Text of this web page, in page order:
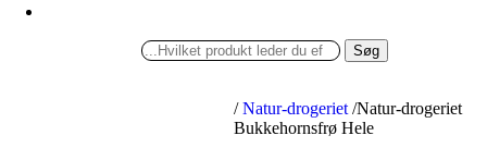
Søg
/ Natur-drogeriet /Natur-drogeriet
Bukkehornsfrø Hele